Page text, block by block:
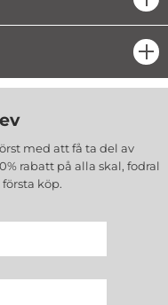
till din iPhone 16.
med att få ta del av
rabatt på alla skal, fodral
köp.